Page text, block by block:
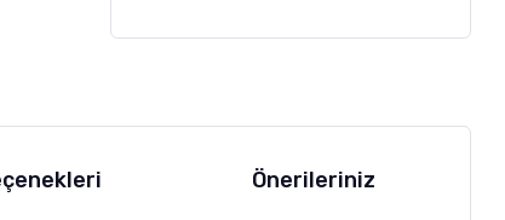
Önerileriniz